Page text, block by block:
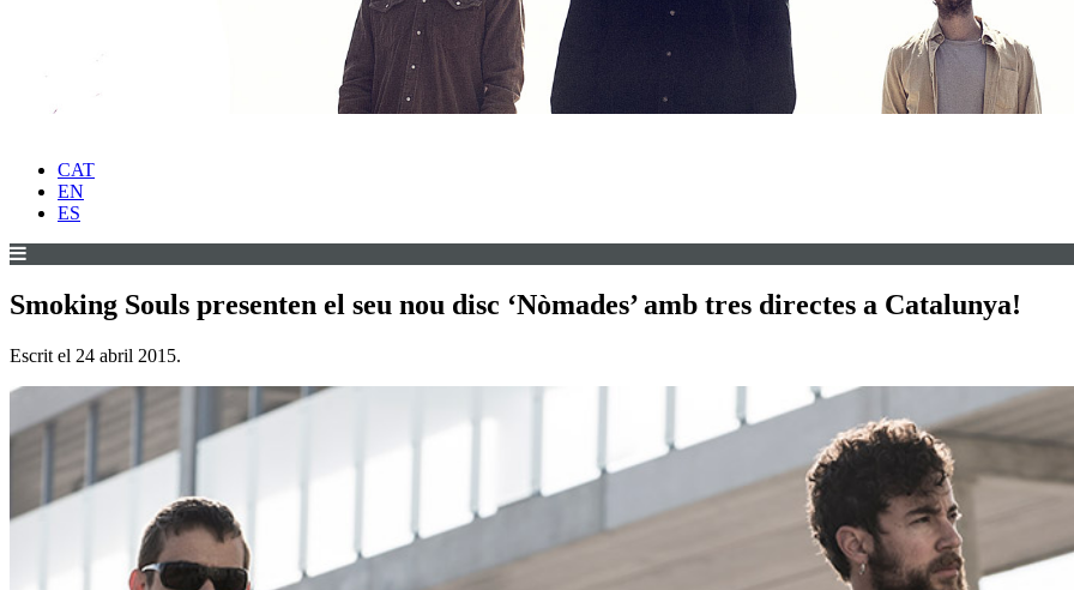
CAT
EN
ES
Smoking Souls presenten el seu nou disc ‘Nòmades’ amb tres directes a Catalunya!
Escrit el 24 abril 2015.